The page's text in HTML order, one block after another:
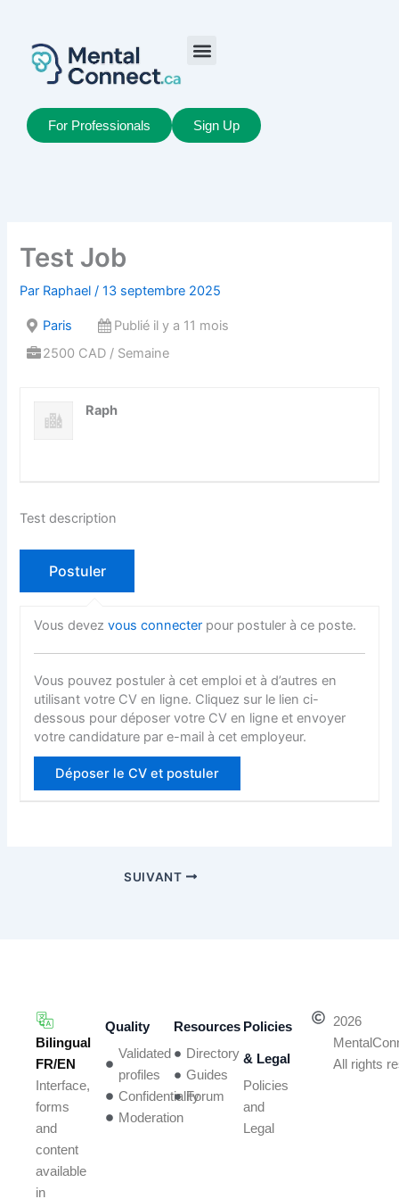
contenu
For Professionals Sign Up
Test Job
Par Raphael /13 septembre 2025
Paris
Publié il y a 11 mois
2500 CAD / Semaine
Raph
Test description
Vous devezvous connecter pour postuler à ce poste.
Vous pouvez postuler à cet emploi et à d’autres en
utilisant votre CV en ligne. Cliquez sur le lien ci-
dessous pour déposer votre CV en ligne et envoyer
votre candidature par e-mail à cet employeur.
SUIVANT
Bilingual
FR/EN
Interface,
forms
and
content
available
in
Quality
Validated
profiles
Confidentiality
Moderation
Resources
Directory
Guides
Forum
Policies
& Legal
Policies
and
Legal
2026
All rights